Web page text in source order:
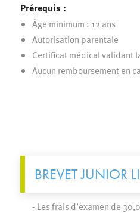
Prérequis :
Âge minimum : 12 ans
Autorisation parentale
Certificat médical validant
Aucun remboursement en
BREVET JUNIOR
- Les frais d’examen de